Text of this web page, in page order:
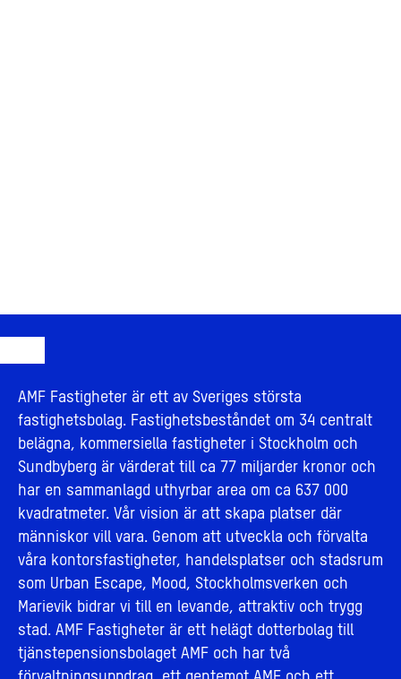
AMF Fastigheter är ett av Sveriges största
fastighetsbolag. Fastighetsbeståndet om 34 centralt
belägna, kommersiella fastigheter i Stockholm och
Sundbyberg är värderat till ca 77 miljarder kronor och
har en sammanlagd uthyrbar area om ca 637 000
kvadratmeter. Vår vision är att skapa platser där
människor vill vara. Genom att utveckla och förvalta
våra kontorsfastigheter, handelsplatser och stadsrum
som Urban Escape, Mood, Stockholmsverken och
Marievik bidrar vi till en levande, attraktiv och trygg
stad. AMF Fastigheter är ett helägt dotterbolag till
tjänstepensionsbolaget AMF och har två